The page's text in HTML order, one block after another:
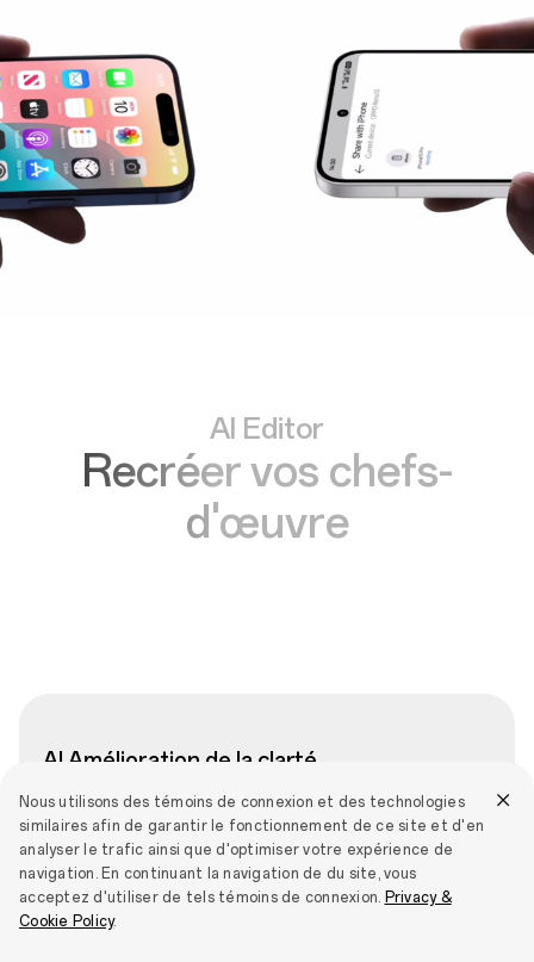
Nous utilisons des témoins de connexion et des technologies
similaires afin de garantir le fonctionnement de ce site et d'en
analyser le trafic ainsi que d'optimiser votre expérience de
navigation. En continuant la navigation de du site, vous
acceptez d'utiliser de tels témoins de connexion. Privacy &
Cookie Policy.
AI Editor
Recréer vos chefs-
d'œuvre
AI Amélioration de la clarté
Qualité, même en cas de
recadrage
Capturez un paysage lointain, utilisez votre œil de